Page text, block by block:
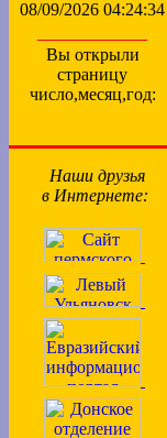
08/09/2026 04:24:34
Вы открыли
страницу
число,месяц,год:
Наши друзья
в Интернете: